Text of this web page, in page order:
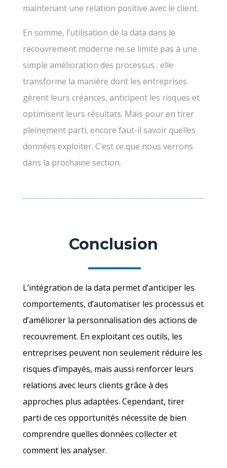
maintenant une relation positive avec le client.
En somme, l’utilisation de la data dans le
recouvrement moderne ne se limite pas à une
simple amélioration des processus : elle
transforme la manière dont les entreprises
gèrent leurs créances, anticipent les risques et
optimisent leurs résultats. Mais pour en tirer
pleinement parti, encore faut-il savoir quelles
données exploiter. C’est ce que nous verrons
dans la prochaine section.
Conclusion
L’intégration de la data permet d’anticiper les
comportements, d’automatiser les processus et
d’améliorer la personnalisation des actions de
recouvrement. En exploitant ces outils, les
entreprises peuvent non seulement réduire les
risques d’impayés, mais aussi renforcer leurs
relations avec leurs clients grâce à des
approches plus adaptées. Cependant, tirer
parti de ces opportunités nécessite de bien
comprendre quelles données collecter et
comment les analyser.